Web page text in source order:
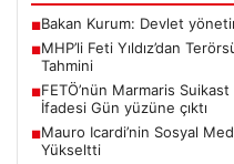
■Bakan Kurum: Devlet
■MHP’li Feti Yıldız’dan
Tahmini
■FETÖ’nün Marmaris
İfadesi Gün yüzüne çıktı
■Mauro Icardi’nin Sosyal
Yükseltti